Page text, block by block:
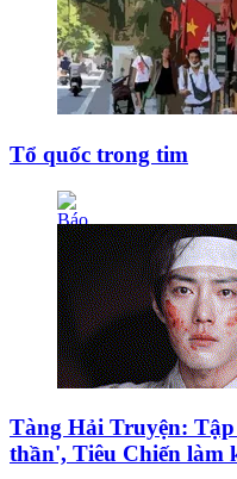
Tổ quốc trong tim
Tàng Hải Truyện:
thần', Tiêu Chiến làm